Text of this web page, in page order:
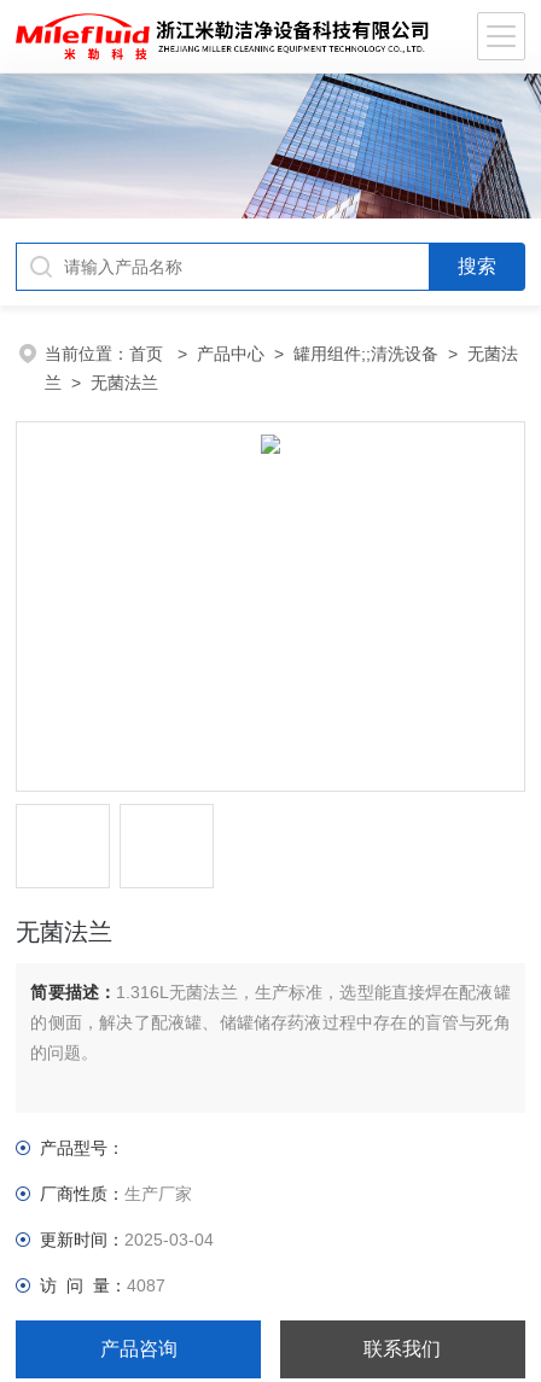
当前位置：首页 > 产品中心 >罐用组件;;清洗设备 >无菌法
兰 > 无菌法兰
无菌法兰
简要描述： 1.316L无菌法兰，生产标准，选型能直接焊在配液罐
的侧面，解决了配液罐、储罐储存药液过程中存在的盲管与死角
的问题。
产品型号：
厂商性质：生产厂家
更新时间： 2025-03-04
访 问 量：4087
产品咨询 联系我们